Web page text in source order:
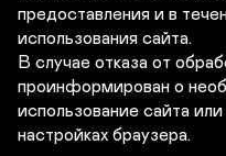
предоставления и в
использования сайта.
В случае отказа от
проинформирован о
использование сайта